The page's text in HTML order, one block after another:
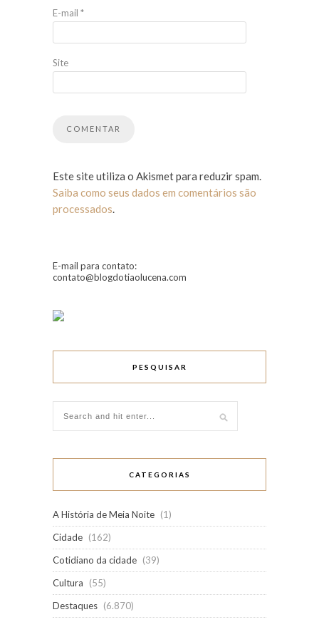
E-mail *
Site
Este site utiliza o Akismet para reduzir spam.
Saiba como seus dados em comentários são
processados.
E-mail para contato:
contato@blogdotiaolucena.com
PESQUISAR
CATEGORIAS
A História de Meia Noite (1)
Cidade (162)
Cotidiano da cidade (39)
Cultura
(55)
Destaques (6.870)